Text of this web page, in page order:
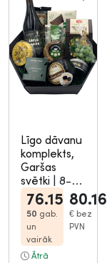
Līgo dāvanu
komplekts,
Garšas
svētki
8-
13-3215
76.15
50 gab.
un
vairāk
80.16
€ bez
PVN
Ātrā